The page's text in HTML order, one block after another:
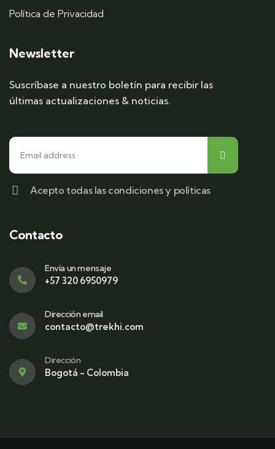
Política de Privacidad
Newsletter
Suscríbase a nuestro boletín para recibir las
últimas actualizaciones & noticias.
Acepto todas las condiciones y políticas
Contacto
Envía un mensaje
+57 320 6950979
Dirección email
contacto@trekhi.com
Dirección
Bogotá - Colombia